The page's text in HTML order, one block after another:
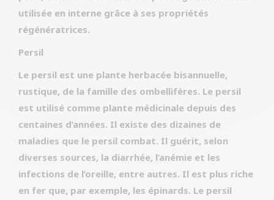
utilisée en interne grâce à ses propriétés
régénératrices.
Persil
Le persil est une plante herbacée bisannuelle,
rustique, de la famille des ombellifères. Le persil
est utilisé comme plante médicinale depuis des
centaines d’années. Il existe des dizaines de
maladies que le persil combat. Il guérit, selon
diverses sources, la diarrhée, l’anémie et les
infections de l’oreille, entre autres. Il est plus riche
en fer que, par exemple, les épinards. Le persil